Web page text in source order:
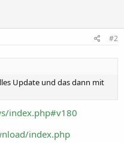
#2
Update und das dann mit
index.php#v180
index.php